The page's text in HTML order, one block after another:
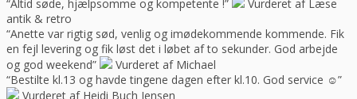
“Altid søde, hjælpsomme og kompetente !”
Vurderet af Læse
antik & retro
“Anette var rigtig sød, venlig og imødekommende kommende. Fik
en fejl levering og fik løst det i løbet af to sekunder. God arbejde
og god weekend”
Vurderet af Michael
“Bestilte kl.13 og havde tingene dagen efter kl.10. God service ☺”
Vurderet af Heidi Buch Jensen